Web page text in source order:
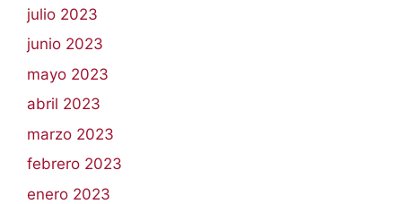
julio 2023
junio 2023
mayo 2023
abril 2023
marzo 2023
febrero 2023
enero 2023